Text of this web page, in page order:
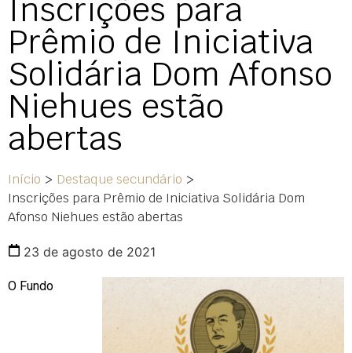
Inscrições para
Prêmio de Iniciativa
Solidária Dom Afonso
Niehues estão
abertas
Início > Destaque secundário >
Inscrições para Prêmio de Iniciativa Solidária Dom
Afonso Niehues estão abertas
23 de agosto de 2021
O Fundo